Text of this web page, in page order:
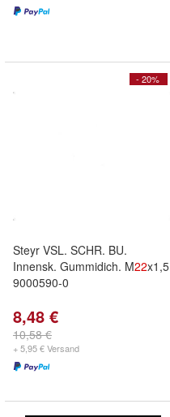
- 20%
Steyr VSL. SCHR. BU.
Innensk. Gummidich. M22x1,5
9000590-0
8,48 €
10,58 €
+ 5,95 € Versand